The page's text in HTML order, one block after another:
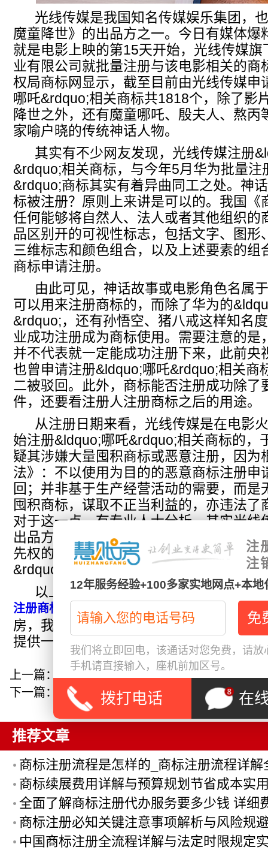
光线传媒是我国知名传媒娱乐集团，
魔童降世》的出品方之一。今日有媒体爆
就是电影上映的第15天开始，光线传媒旗
业有限公司就批量注册与该电影相关的商
权局商标网显示，截至目前由光线传媒申
哪吒&rdquo;相关商标共1818个，除了影
降世之外，还有魔童哪吒、殷夫人、熬丙
家喻户晓的传统神话人物。
其实有不少网友发现，光线传媒注册
&rdquo;相关商标，与今年5月华为批量注
&rdquo;商标其实有着异曲同工之处。神
标被注册？原则上来讲是可以的。我国《
任何能够将自然人、法人或者其他组织的
品区别开的可视性标志，包括文字、图形
三维标志和颜色组合，以及上述要素的组
商标申请注册。
由此可见，神话故事或电影角色名属
可以用来注册商标的，而除了华为的
&rdquo;，还有孙悟空、猪八戒这样知名
业成功注册成为商标使用。需要注意的是
并不代表就一定能成功注册下来，此前央
也曾申请注册&ldquo;哪吒&rdquo;相关商
二被驳回。此外，商标能否注册成功除了
件，还要看注册人注册商标之后的用途。
从注册日期来看，光线传媒是在电影
始注册&ldquo;哪吒&rdquo;相关商标的，
疑其涉嫌大量囤积商标或恶意注册，因为
法》：不以使用为目的的恶意商标注册申
回；并非基于生产经营活动的需要，而是
囤积商标，谋取不正当利益的，亦违法了
对于这一点，有专业人士分析，其实光线
出品方，在注册&ldquo;哪吒&rdquo;相关
先权的，其批量注册商标可以视为一种
&rdquo;，防止被他人蹭热度损害自身利
以上就是菏泽慧账房今天的科普了，
注册商标
的相关知识或者最新资讯，可持
房，我们拥有专业的团队和丰富的经验，
提供一站式企业服务。
上一篇：没有了
下一篇：
注册商标保护品牌权益，从办理营业
推荐文章
商标注册流程是怎样的_商标注册流程详
商标续展费用详解与预算规划节省成本实
全面了解商标注册代办服务要多少钱 详细
商标注册必知关键注意事项解析与风险规
中国商标注册全流程详解与法定时限规定
注
注
12年服务经验+100多家实地网点+本地
我们将立即回电，该通话对您免费，请放
手机请直接输入，座机前加区号。
拨打电话 在